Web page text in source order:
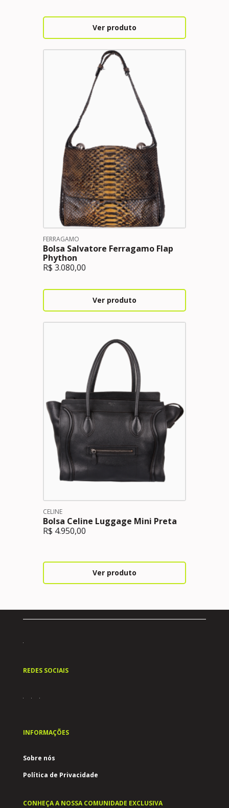
Ver produto
FERRAGAMO
Bolsa Salvatore Ferragamo Flap
Phython
R$ 3.080,00
Ver produto
CELINE
Bolsa Celine Luggage Mini Preta
R$ 4.950,00
Ver produto
REDES SOCIAIS
INFORMAÇÕES
Sobre nós
Política de Privacidade
CONHEÇA A NOSSA COMUNIDADE EXCLUSIVA